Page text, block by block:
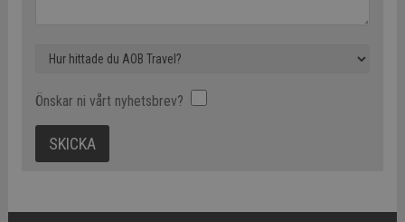
Önskar ni vårt nyhetsbrev?